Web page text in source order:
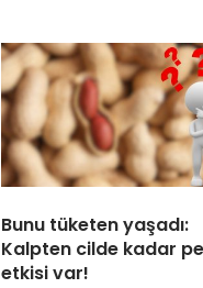
Bunu tüketen yaşadı:
Kalpten cilde kadar
etkisi var!